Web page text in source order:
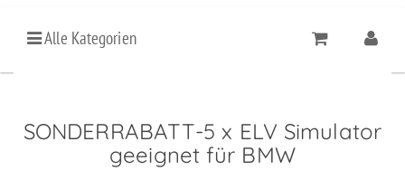
Alle Kategorien
SONDERRABATT-5 x ELV Simulator
geeignet für BMW